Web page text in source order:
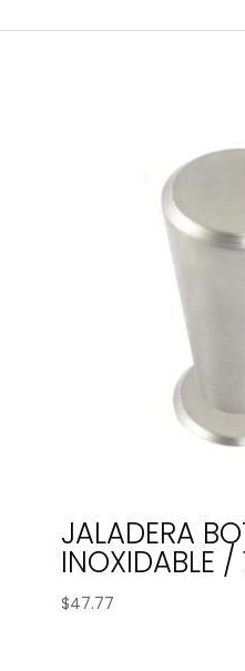
JALADERA
INOXIDABLE
$47.77